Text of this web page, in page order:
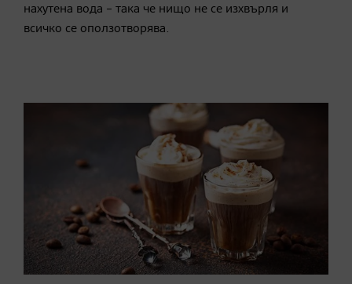
нахутена вода – така че нищо не се изхвърля и
всичко се оползотворява.